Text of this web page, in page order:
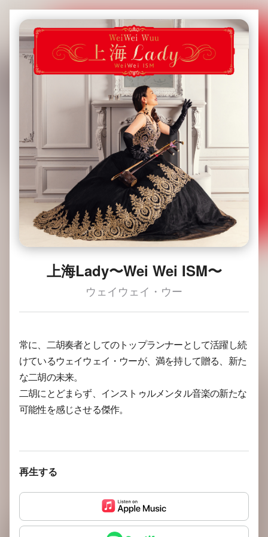
上海Lady〜Wei Wei ISM〜
ウェイウェイ・ウー
常に、二胡奏者としてのトップランナーとして活躍し続
けているウェイウェイ・ウーが、満を持して贈る、新た
な二胡の未来。
二胡にとどまらず、インストゥルメンタル音楽の新たな
可能性を感じさせる傑作。
再生する